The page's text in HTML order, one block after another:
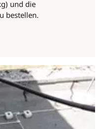
und die
bestellen.